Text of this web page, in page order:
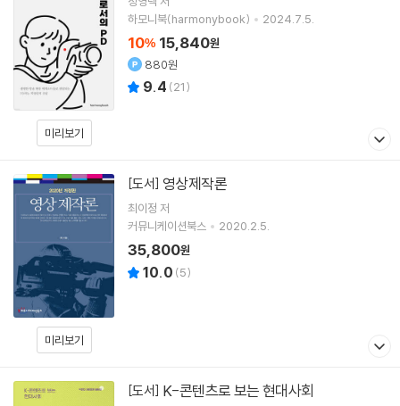
미리보기
하모니북(harmonybook)
2024.7.5.
10% 15,840원
880원
9.4 (21)
미리보기
[도서] 영상제작론
최이정 저
커뮤니케이션북스
2020.2.5.
35,800원
10.0 (5)
[도서] K-콘텐츠로 보는 현대사회